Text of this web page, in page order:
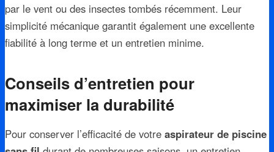
par le vent ou des insectes tombés récemment. Leur
simplicité mécanique garantit également une excellente
fiabilité à long terme et un entretien minime.
Conseils d’entretien pour
maximiser la durabilité
Pour conserver l’efficacité de votre aspirateur de piscine